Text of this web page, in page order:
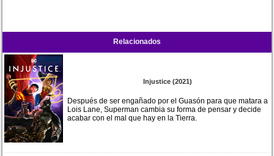
Relacionados
Injustice (2021)
Después de ser engañado por el Guasón para que matara a
Lois Lane, Superman cambia su forma de pensar y decide
acabar con el mal que hay en la Tierra.